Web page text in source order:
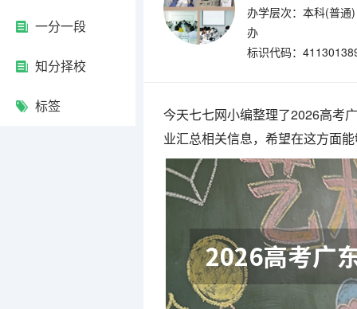
一分一段
知分择校
标签
办学层次：本科(普通)
办
标识代码：
今天七七网小编整理了2026高考
业汇总相关信息，希望在这方面